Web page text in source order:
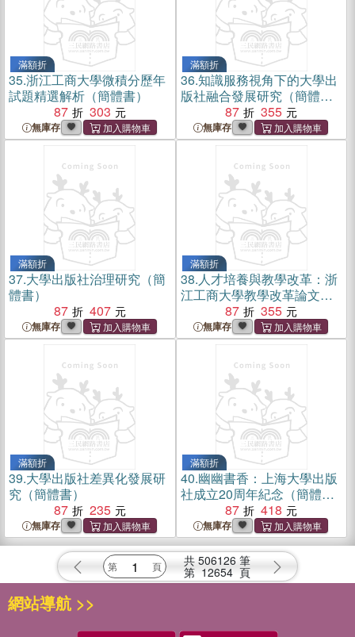
滿額折
35.浙江工商大學微積分歷年
試題精選解析（簡體書）
87
303
無庫存
滿額折
36.知識服務視角下的大學出
版社融合發展研究（簡體
87 355
無庫存
滿額折
37.大學出版社治理研究（簡
體書）
87
407
無庫存
滿額折
38.人才培養與教學改革：浙
江工商大學教學改革論文集
2019（簡體書）
87 355
無庫存
滿額折
39.大學出版社差異化發展研
究（簡體書）
87
235
無庫存
滿額折
40.幽幽書香：上海大學出版
社成立20周年紀念（簡體
87 418
無庫存
共 506126 筆
第 12654 頁
網站導航 >>